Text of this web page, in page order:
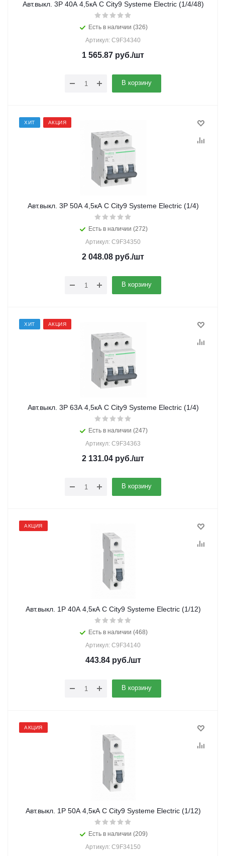
Авт.выкл. 3Р 40А 4,5кА С City9 Systeme Electric (1/4/48)
Есть в наличии (326)
Артикул: C9F34340
1 565.87 руб./шт
В корзину
ХИТ АКЦИЯ
Авт.выкл. 3Р 50А 4,5кА С City9 Systeme Electric (1/4)
Есть в наличии (272)
Артикул: C9F34350
2 048.08 руб./шт
В корзину
ХИТ АКЦИЯ
Авт.выкл. 3Р 63А 4,5кА С City9 Systeme Electric (1/4)
Есть в наличии (247)
Артикул: C9F34363
2 131.04 руб./шт
В корзину
АКЦИЯ
Авт.выкл. 1Р 40А 4,5кА С City9 Systeme Electric (1/12)
Есть в наличии (468)
Артикул: C9F34140
443.84руб./шт
В корзину
АКЦИЯ
Авт.выкл. 1Р 50А 4,5кА С City9 Systeme Electric (1/12)
Есть в наличии (209)
Артикул: C9F34150